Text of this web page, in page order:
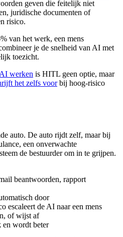
geven die feitelijk niet
juridische documenten of
risico.
van het werk, een mens
je de snelheid van AI met
toezicht.
werken is HITL geen optie, maar
het zelfs voorbij hoog-risico
auto. De auto rijdt zelf, maar bij
een onverwachte
de bestuurder om in te grijpen.
beantwoorden, rapport
door
escaleert de AI naar een mens
of wijst af
en wordt beter